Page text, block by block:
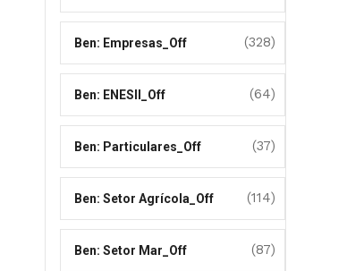
Ben: Empresas_Off (328)
Ben: ENESII_Off (64)
Ben: Particulares_Off (37)
Ben: Setor Agrícola_Off (114)
Ben: Setor Mar_Off (87)